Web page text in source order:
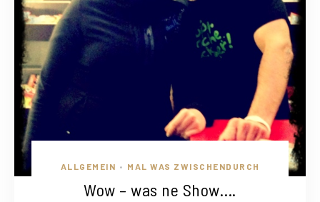
ALLGEMEIN • MAL WAS ZWISCHENDURCH
Wow – was ne Show….